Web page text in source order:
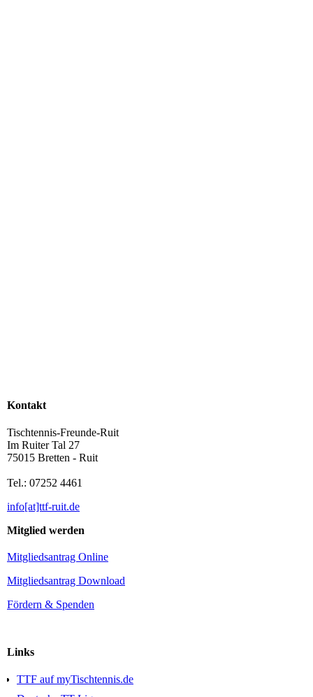
Kontakt
Tischtennis-Freunde-Ruit
Im Ruiter Tal 27
75015 Bretten - Ruit
Tel.: 07252 4461
info[at]ttf-ruit.de
Mitglied werden
Mitgliedsantrag Online
Mitgliedsantrag Download
Fördern & Spenden
Links
TTF auf myTischtennis.de